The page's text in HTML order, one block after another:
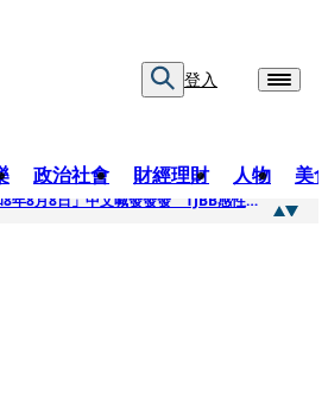
登入
政治社會 財經理財 人物 美
AKIRA台北開唱「令和8年8月8日」中文喊發發發 TJBB感性喊「謝謝AKIRA桑」